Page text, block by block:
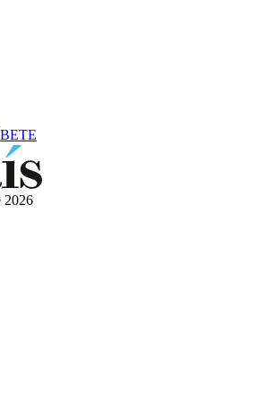
2026